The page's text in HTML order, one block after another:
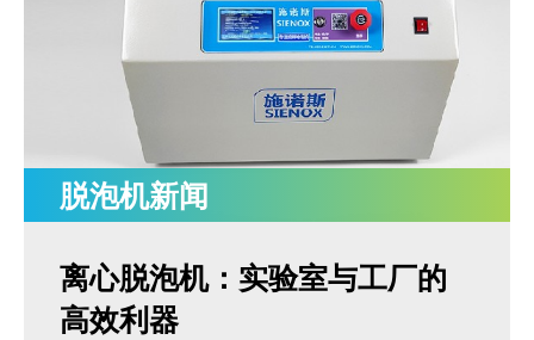
脱泡机新闻
离心脱泡机：实验室与工厂的
高效利器